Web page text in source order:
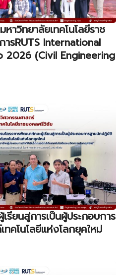
าวิทยาลัยเทคโนโลยีราช
รRUTS International
2026 (Civil Engineering
ยนสู่การเป็นผู้ประกอบการ
คโนโลยีแห่งโลกยุคใหม่